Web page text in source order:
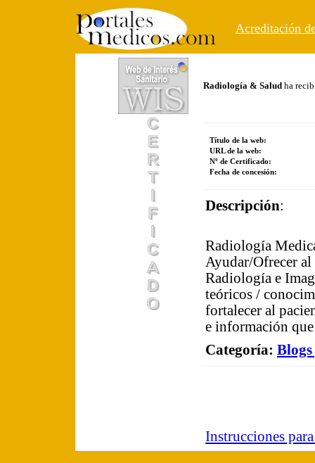
Acreditación
Radiología & Salud ha
Título de la web:
URL de la web:
Nº de Certificado:
Fecha de concesión:
Descripción:
Radiología
Ayudar/Ofrecer
Radiología e
teóricos /
fortalecer al
e información
Categoría: Blogs
Instrucciones